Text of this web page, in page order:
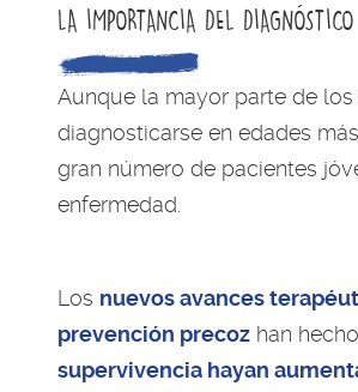
LA IMPORTANCIA DEL DIAGNÓSTICO
Aunque la mayor parte de
diagnosticarse en edades
gran número de pacientes
enfermedad.
Los nuevos avances
prevención precoz han
supervivencia hayan